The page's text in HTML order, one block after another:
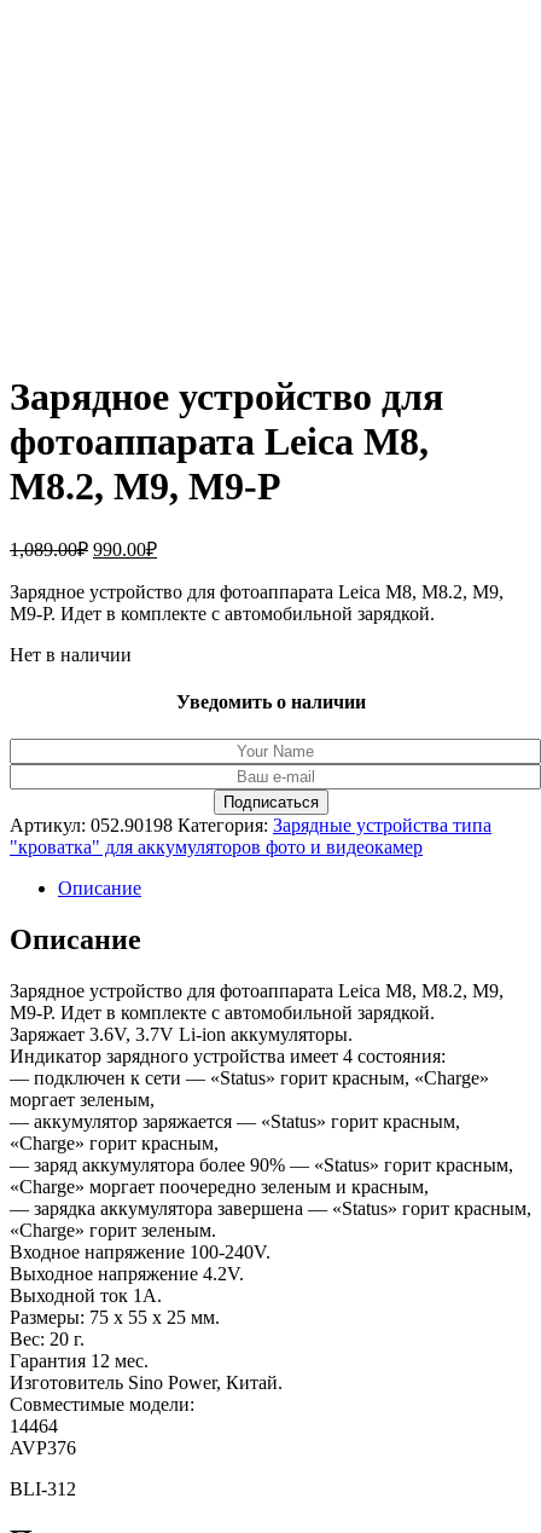
Зарядное устройство для
фотоаппарата Leica M8,
M8.2, M9, M9-P
1,089.00₽ Первоначальная
составляла
1,089.00₽.
990.00₽Текущая
990.00₽.
Зарядное устройство для фотоаппарата Leica M8, M8.2, M9,
M9-P. Идет в комплекте с автомобильной зарядкой.
Нет в наличии
Уведомить о наличии
Артикул: 052.90198 Категория: Зарядные устройства типа
"кроватка" для аккумуляторов фото и видеокамер
Описание
Описание
Зарядное устройство для фотоаппарата Leica M8, M8.2, M9,
M9-P. Идет в комплекте с автомобильной зарядкой.
Заряжает 3.6V, 3.7V Li-ion аккумуляторы.
Индикатор зарядного устройства имеет 4 состояния:
— подключен к сети — «Status» горит красным, «Charge»
моргает зеленым,
— аккумулятор заряжается — «Status» горит красным,
«Charge» горит красным,
— заряд аккумулятора более 90% — «Status» горит красным,
«Charge» моргает поочередно зеленым и красным,
— зарядка аккумулятора завершена — «Status» горит красным,
«Charge» горит зеленым.
Входное напряжение 100-240V.
Выходное напряжение 4.2V.
Выходной ток 1А.
Размеры: 75 x 55 x 25 мм.
Вес: 20 г.
Гарантия 12 мес.
Изготовитель Sino Power, Китай.
Совместимые модели:
14464
AVP376
BLI-312